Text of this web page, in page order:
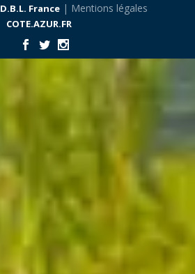
D.B.L. France| Mentions légales
COTE.AZUR.FR